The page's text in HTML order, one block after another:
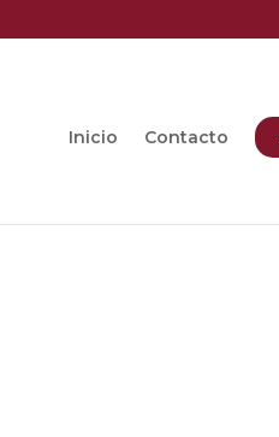
Inicio Contacto